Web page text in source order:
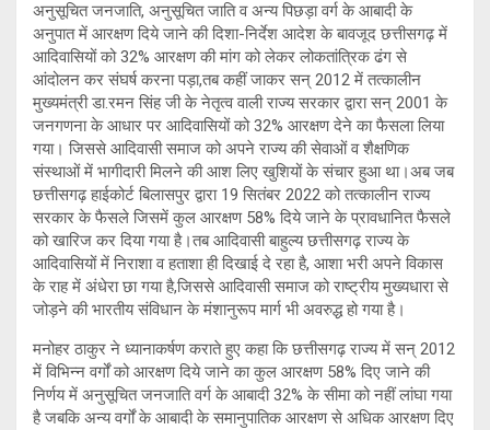
अनुसूचित जनजाति, अनुसूचित जाति व अन्य पिछड़ा वर्ग के आबादी के
अनुपात में आरक्षण दिये जाने की दिशा-निर्देश आदेश के बावजूद छत्तीसगढ़ में
आदिवासियों को 32% आरक्षण की मांग को लेकर लोकतांत्रिक ढंग से
आंदोलन कर संघर्ष करना पड़ा,तब कहीं जाकर सन् 2012 में तत्कालीन
मुख्यमंत्री डा.रमन सिंह जी के नेतृत्व वाली राज्य सरकार द्वारा सन् 2001 के
जनगणना के आधार पर आदिवासियों को 32% आरक्षण देने का फैसला लिया
गया। जिससे आदिवासी समाज को अपने राज्य की सेवाओं व शैक्षणिक
संस्थाओं में भागीदारी मिलने की आश लिए खुशियों के संचार हुआ था।अब जब
छत्तीसगढ़ हाईकोर्ट बिलासपुर द्वारा 19 सितंबर 2022 को तत्कालीन राज्य
सरकार के फैसले जिसमें कुल आरक्षण 58% दिये जाने के प्रावधानित फैसले
को खारिज कर दिया गया है।तब आदिवासी बाहुल्य छत्तीसगढ़ राज्य के
आदिवासियों में निराशा व हताशा ही दिखाई दे रहा है, आशा भरी अपने विकास
के राह में अंधेरा छा गया है,जिससे आदिवासी समाज को राष्ट्रीय मुख्यधारा से
जोड़ने की भारतीय संविधान के मंशानुरूप मार्ग भी अवरुद्ध हो गया है।
मनोहर ठाकुर ने ध्यानाकर्षण कराते हुए कहा कि छत्तीसगढ़ राज्य में सन् 2012
में विभिन्न वर्गों को आरक्षण दिये जाने का कुल आरक्षण 58% दिए जाने की
निर्णय में अनुसूचित जनजाति वर्ग के आबादी 32% के सीमा को नहीं लांघा गया
है जबकि अन्य वर्गों के आबादी के समानुपातिक आरक्षण से अधिक आरक्षण दिए